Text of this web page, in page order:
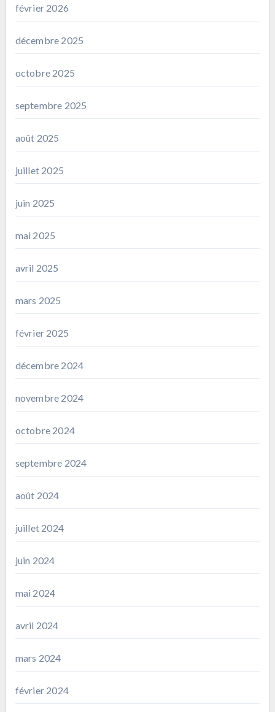
février 2026
décembre 2025
octobre 2025
septembre 2025
août 2025
juillet 2025
juin 2025
mai 2025
avril 2025
mars 2025
février 2025
décembre 2024
novembre 2024
octobre 2024
septembre 2024
août 2024
juillet 2024
juin 2024
mai 2024
avril 2024
mars 2024
février 2024